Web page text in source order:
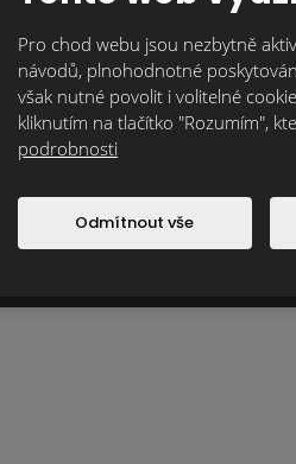
z
Souhlasím se
Formulář
Pro chod webu jsou nezbytně
návodů, plnohodnotné
však nutné povolit i volitelné
kliknutím na tlačítko "Rozumím",
podrobnosti
Odmítnout vše